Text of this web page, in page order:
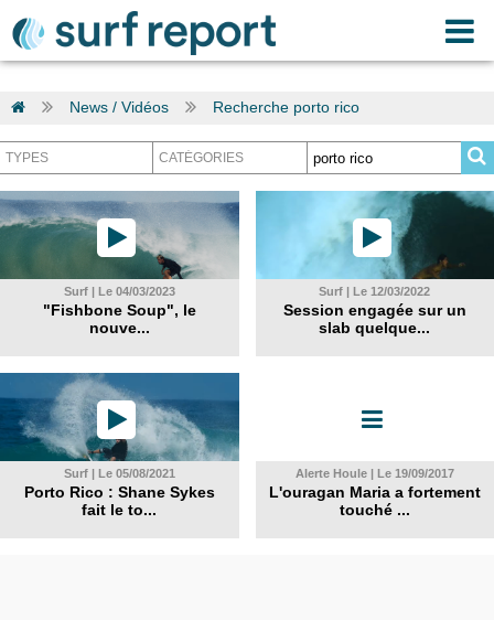
News / Vidéos Recherche porto rico
Surf | Le 04/03/2023
"Fishbone Soup", le
nouve...
Surf | Le 12/03/2022
Session engagée sur un
slab quelque...
Surf | Le 05/08/2021
Porto Rico : Shane Sykes
fait le to...
Alerte Houle | Le 19/09/2017
L'ouragan Maria a fortement
touché ...